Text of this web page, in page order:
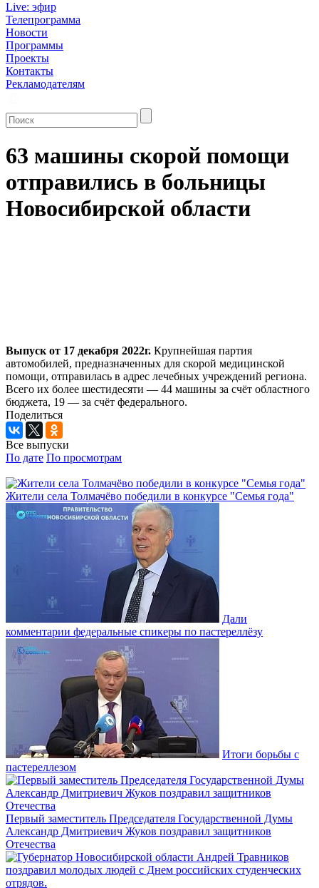
Live: эфир
Телепрограмма
Новости
Программы
Проекты
Контакты
Рекламодателям
63 машины скорой помощи
отправились в больницы
Новосибирской области
Выпуск от 17 декабря 2022г. Крупнейшая партия
автомобилей, предназначенных для скорой медицинской
помощи, отправилась в адрес лечебных учреждений региона.
Всего их более шестидесяти — 44 машины за счёт областного
бюджета, 19 — за счёт федерального.
Поделиться
Все выпуски
По дате По просмотрам
Жители села Толмачёво победили в конкурсе "Семья года"
Дали
комментарии федеральные спикеры по пастереллёзу
Итоги борьбы с
пастереллезом
Первый заместитель Председателя Государственной Думы
Александр Дмитриевич Жуков поздравил защитников
Отечества